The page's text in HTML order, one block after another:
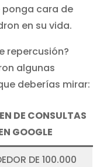
cara de
en su vida.
repercusión?
algunas
deberías mirar:
DE CONSULTAS
GOOGLE
DE 100.000